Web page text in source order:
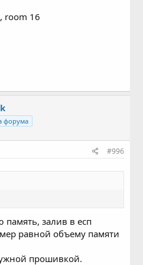
room 16
форума
#996
память, залив в есп
равной объему памяти
прошивкой.